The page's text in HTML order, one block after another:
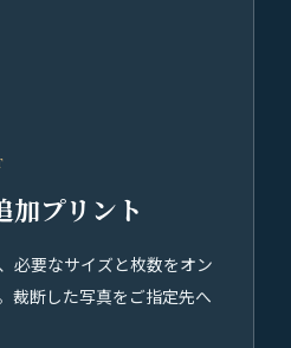
加プリント
必要なサイズと枚数をオン
裁断した写真をご指定先へ